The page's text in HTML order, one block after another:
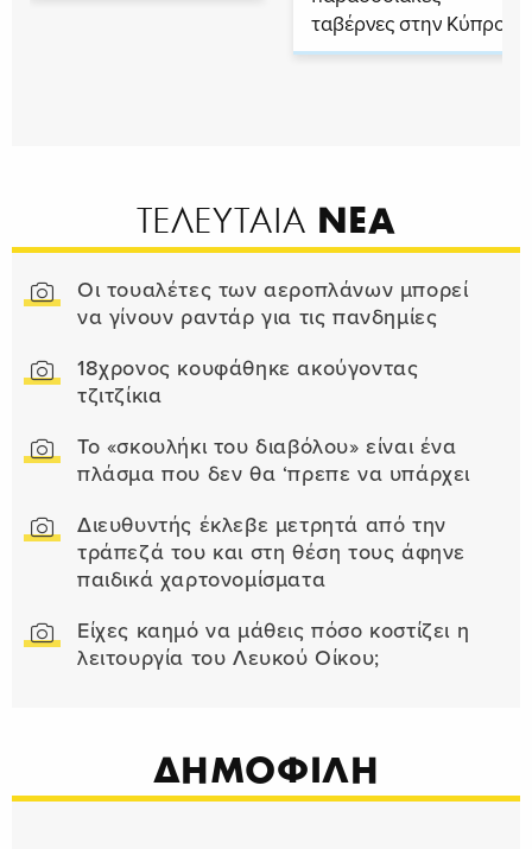
ταβέρνες στην Κύπρο
ΤΕΛΕΥΤΑΙΑ ΝΕΑ
Οι τουαλέτες των αεροπλάνων μπορεί
να γίνουν ραντάρ για τις πανδημίες
18χρονος κουφάθηκε ακούγοντας
τζιτζίκια
Το «σκουλήκι του διαβόλου» είναι ένα
πλάσμα που δεν θα ‘πρεπε να υπάρχει
Διευθυντής έκλεβε μετρητά από την
τράπεζά του και στη θέση τους άφηνε
παιδικά χαρτονομίσματα
Είχες καημό να μάθεις πόσο κοστίζει η
λειτουργία του Λευκού Οίκου;
ΔΗΜΟΦΙΛΗ